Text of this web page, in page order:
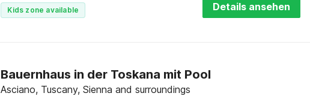
Kids zone available Details ansehen
Bauernhaus in der Toskana mit Pool
Asciano, Tuscany, Sienna and surroundings